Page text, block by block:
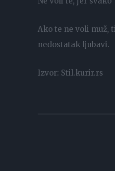
Ako te ne voli muž,
nedostatak ljubavi.
Izvor: Stil.kurir.rs